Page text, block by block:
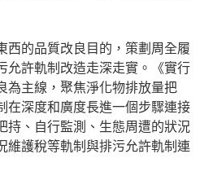
西的品質改良目的，策劃周全履
允許軌制改造走深走實。《實行
為主線，聚焦淨化物排放量把
在深度和廣度長進一個步驟連接
持、自行監測、生態周遭的狀況
維護稅等軌制與排污允許軌制連